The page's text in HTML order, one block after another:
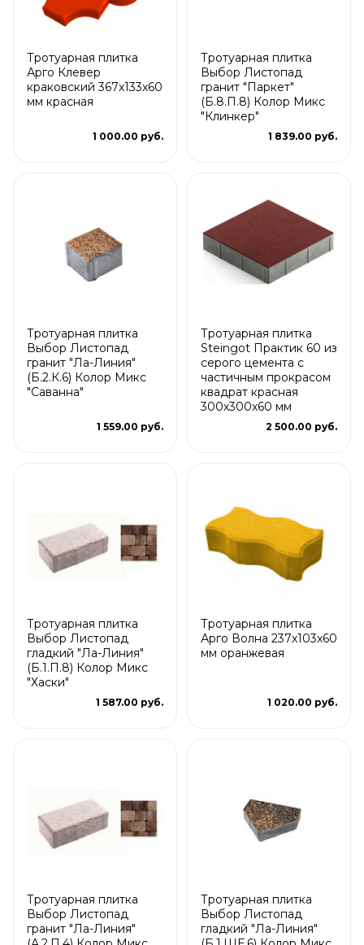
Тротуарная плитка
Арго Клевер
краковский 367x133x60
мм красная
1 000.00 руб.
Тротуарная плитка
Выбор Листопад
гранит "Паркет"
(Б.8.П.8) Колор Микс
"Клинкер"
1 839.00 руб.
Тротуарная плитка
Выбор Листопад
гранит "Ла-Линия"
(Б.2.К.6) Колор Микс
"Саванна"
1 559.00 руб.
Тротуарная плитка
Steingot Практик 60 из
серого цемента с
частичным прокрасом
квадрат красная
300х300х60 мм
2 500.00 руб.
Тротуарная плитка
Выбор Листопад
гладкий "Ла-Линия"
(Б.1.П.8) Колор Микс
"Хаски"
1 587.00 руб.
Тротуарная плитка
Арго Волна 237x103x60
мм оранжевая
1 020.00 руб.
Тротуарная плитка
Выбор Листопад
гранит "Ла-Линия"
Тротуарная плитка
Выбор Листопад
гладкий "Ла-Линия"